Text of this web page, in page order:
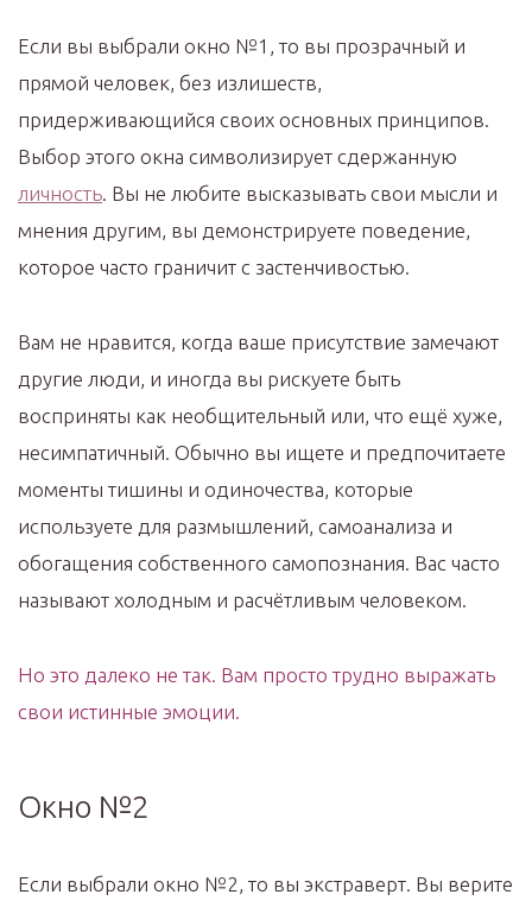
Если вы выбрали окно №1, то вы прозрачный и
прямой человек, без излишеств,
придерживающийся своих основных принципов.
Выбор этого окна символизирует сдержанную
личность . Вы не любите высказывать свои мысли и
мнения другим, вы демонстрируете поведение,
которое часто граничит с застенчивостью.
Вам не нравится, когда ваше присутствие замечают
другие люди, и иногда вы рискуете быть
восприняты как необщительный или, что ещё хуже,
несимпатичный. Обычно вы ищете и предпочитаете
моменты тишины и одиночества, которые
используете для размышлений, самоанализа и
обогащения собственного самопознания. Вас часто
называют холодным и расчётливым человеком.
Но это далеко не так. Вам просто трудно выражать
свои истинные эмоции.
Окно №2
Если выбрали окно №2, то вы экстраверт. Вы верите